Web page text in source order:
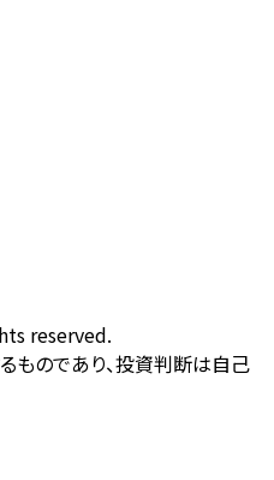
reserved.
ものであり、投資判断は自己